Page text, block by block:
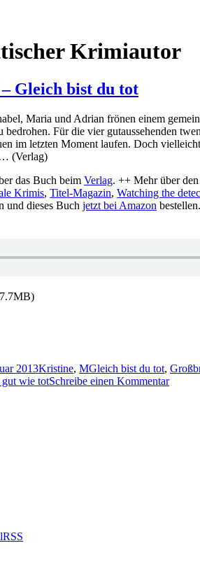
Krimiautor
Gleich bist du tot
Maria und Adrian frönen einem
bedrohen. Für die vier gutaussehenden
im letzten Moment laufen. Doch
(Verlag)
das Buch beim Verlag. ++ Mehr über
Krimis, Titel-Magazin, Watching the
und dieses Buch jetzt bei Amazon
2013Kristine, MGleich bist du tot,
gut wie totSchreibe einen Kommentarzu
RSS